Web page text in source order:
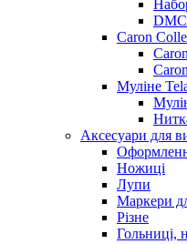
Caron
Муліне
Аксесуари для
Ножиці
Лупи
Маркери
Різне
Гольниці,